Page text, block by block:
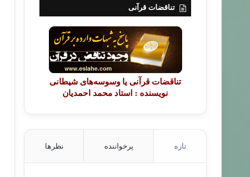
تناقضات قرآنی
تناقضات قرآنی یا وسوسه‌های شیطانی
نویسنده : استاد محمد احمدیان
تازه پرخواننده نظرها